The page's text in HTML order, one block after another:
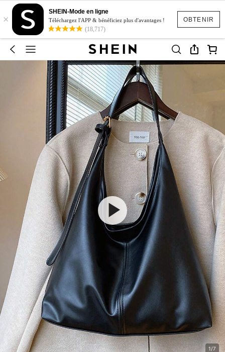
OBTENIR
×
SHEIN-Mode en ligne
Téléchargez l'APP & bénéficiez plus d'avantages !
(18,717)
1/7